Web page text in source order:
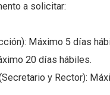
a solicitar:
Máximo 5 días
20 días hábiles.
y Rector):